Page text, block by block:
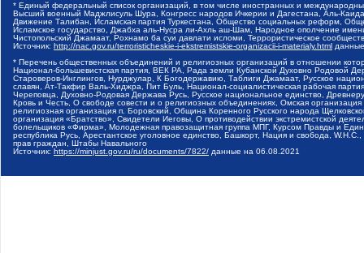
* Единый федеральный список организаций, в том числе иностранных и
Высший военный Маджлисуль Шура, Конгресс народов Ичкерии и Дагестана, Аль-
Движение Талибан, Исламская партия Туркестана, Общество социальных реформ,
Исламское государство, Джабха аль-Нусра ли-Ахль аш-Шам, Народное ополчение
Чистопольский Джамаат, Рохнамо ба суи давлати исломи, Террористическое
Источник: http://nac.gov.ru/terroristicheskie-i-ekstremistskie-organizacii-i-materialy.html
* Перечень общественных объединений и религиозных организаций в отношении
Национал-большевистская партия, ВЕК РА, Рада земли Кубанской Духовно Родовой
Староверов-Инглингов, Нурджулар, К Богодержавию, Таблиги Джамаат, Русское
славян, Ат-Такфир Валь-Хиджра, Пит Буль, Национал-социалистическая рабочая
Череповца, Духовно-Родовая Держава Русь, Русское национальное единство,
Кровь и Честь, О свободе совести и о религиозных объединениях, Омская
религиозная организация п. Боровский, Община Коренного Русского народа
организация «Братство», Свидетели Иеговы, О противодействии экстремистской
болельщиков «Фирма», Молодежная правозащитная группа МПГ, Курсом Правды и
республика Русь, Арестантское уголовное единство, Башкорт, Нация и свобода,
прав граждан, Штабы Навального
Источник: https://minjust.gov.ru/ru/documents/7822/ данные на 06.08.2021